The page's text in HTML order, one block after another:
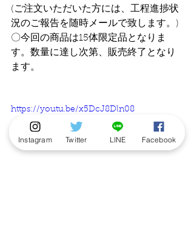
(ご注文いただいた方には、工程進捗状
況のご報告を随時メールで致します。)
〇今回の商品は15体限定品となりま
す。数量に達し次第、販売終了となり
ます。
https://youtu.be/x5DcJ8Dln08
Instagram Twitter LINE Facebook